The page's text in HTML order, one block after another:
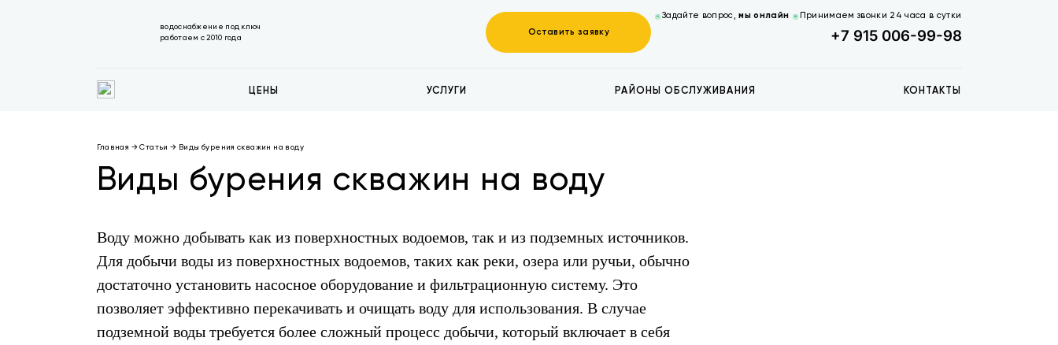
водоснабжение под ключ
работаем с 2010 года
Оставить заявку
Задайте вопрос, мы онлайн Принимаем звонки 24 часа в сутки
+7 915 006-99-98
ЦЕНЫ УСЛУГИ РАЙОНЫ ОБСЛУЖИВАНИЯ КОНТАКТЫ
Главная →Статьи → Виды бурения скважин на воду
Виды бурения скважин на воду
Воду можно добывать как из поверхностных водоемов, так и из подземных источников.
Для добычи воды из поверхностных водоемов, таких как реки, озера или ручьи, обычно
достаточно установить насосное оборудование и фильтрационную систему. Это
позволяет эффективно перекачивать и очищать воду для использования. В случае
подземной воды требуется более сложный процесс добычи, который включает в себя